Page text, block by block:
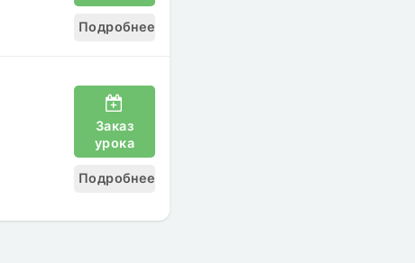
Подробнее
Заказ
урока
Подробнее